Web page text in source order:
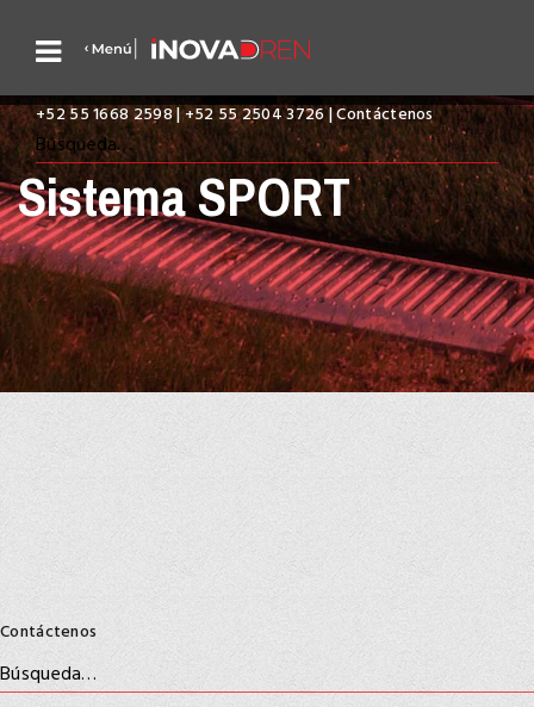
+52 55 1668 2598 | +52 55 2504 3726 | Contáctenos
Sistema SPORT
Contáctenos